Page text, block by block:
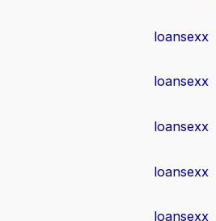
loansexx
loansexx
loansexx
loansexx
loansexx